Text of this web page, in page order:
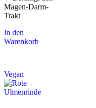
Magen-Darm-
Trakt
In den
Warenkorb
Vegan